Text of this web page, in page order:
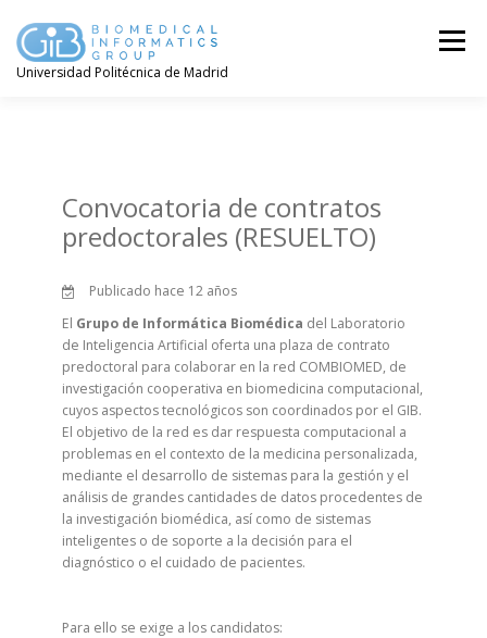
contenido
Universidad Politécnica de Madrid
Menú
Convocatoria de contratos
predoctorales (RESUELTO)
Publicado hace 12 años
El Grupo de Informática Biomédica del Laboratorio
de Inteligencia Artificial oferta una plaza de contrato
predoctoral para colaborar en la red COMBIOMED, de
investigación cooperativa en biomedicina computacional,
cuyos aspectos tecnológicos son coordinados por el GIB.
El objetivo de la red es dar respuesta computacional a
problemas en el contexto de la medicina personalizada,
mediante el desarrollo de sistemas para la gestión y el
análisis de grandes cantidades de datos procedentes de
la investigación biomédica, así como de sistemas
inteligentes o de soporte a la decisión para el
diagnóstico o el cuidado de pacientes.
Para ello se exige a los candidatos: